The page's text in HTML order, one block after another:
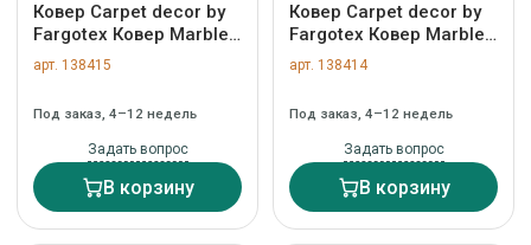
Ковер Carpet decor by
Fargotex Ковер Marble
Gray 200х300 см арт.
C1371
арт. 138415
Под заказ, 4–12 недель
Задать вопрос
В корзину
Ковер Carpet decor by
Fargotex Ковер Marble
Gray 160x230 см арт.
C1370
арт. 138414
Под заказ, 4–12 недель
Задать вопрос
В корзину